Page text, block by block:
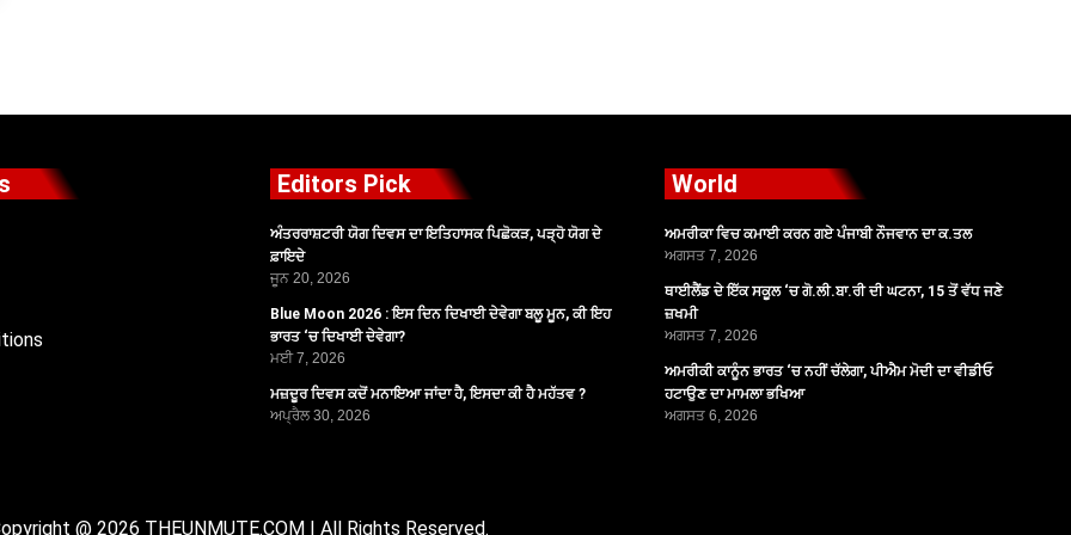
Editors Pick
ਅੰਤਰਰਾਸ਼ਟਰੀ ਯੋਗ ਦਿਵਸ ਦਾ ਇਤਿਹਾਸਕ ਪਿਛੋਕੜ, ਪੜ੍ਹੋ ਯੋਗ ਦੇ
ਫ਼ਾਇਦੇ
ਜੂਨ 20, 2026
Blue Moon 2026 : ਇਸ ਦਿਨ ਦਿਖਾਈ ਦੇਵੇਗਾ ਬਲੂ ਮੂਨ, ਕੀ ਇਹ
ਭਾਰਤ ‘ਚ ਦਿਖਾਈ ਦੇਵੇਗਾ?
ਮਈ 7, 2026
ਮਜ਼ਦੂਰ ਦਿਵਸ ਕਦੋਂ ਮਨਾਇਆ ਜਾਂਦਾ ਹੈ, ਇਸਦਾ ਕੀ ਹੈ ਮਹੱਤਵ ?
ਅਪ੍ਰੈਲ 30, 2026
World
ਅਮਰੀਕਾ ਵਿਚ ਕਮਾਈ ਕਰਨ ਗਏ ਪੰਜਾਬੀ ਨੌਜਵਾਨ ਦਾ ਕ.ਤਲ
ਅਗਸਤ 7, 2026
ਥਾਈਲੈਂਡ ਦੇ ਇੱਕ ਸਕੂਲ ‘ਚ ਗੋ.ਲੀ.ਬਾ.ਰੀ ਦੀ ਘਟਨਾ, 15 ਤੋਂ ਵੱਧ ਜਣੇ
ਜ਼ਖਮੀ
ਅਗਸਤ 7, 2026
ਅਮਰੀਕੀ ਕਾਨੂੰਨ ਭਾਰਤ ‘ਚ ਨਹੀਂ ਚੱਲੇਗਾ, ਪੀਐਮ ਮੋਦੀ ਦਾ ਵੀਡੀਓ
ਹਟਾਉਣ ਦਾ ਮਾਮਲਾ ਭਖਿਆ
ਅਗਸਤ 6, 2026
@ 2026 THEUNMUTE.COM | All Rights Reserved.